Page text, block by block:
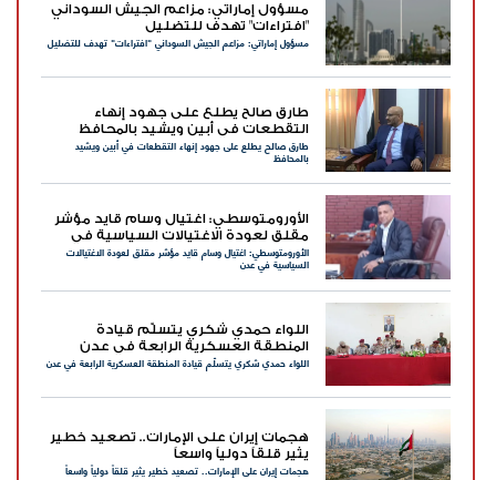
مسؤول إماراتي: مزاعم الجيش السوداني
"افتراءات" تهدف للتضليل
مسؤول إماراتي: مزاعم الجيش السوداني "افتراءات" تهدف للتضليل
طارق صالح يطلع على جهود إنهاء
التقطعات في أبين ويشيد بالمحافظ
طارق صالح يطلع على جهود إنهاء التقطعات في أبين ويشيد
بالمحافظ
الأورومتوسطي: اغتيال وسام قايد مؤشر
مقلق لعودة الاغتيالات السياسية في
عدن
الأورومتوسطي: اغتيال وسام قايد مؤشر مقلق لعودة الاغتيالات
السياسية في عدن
اللواء حمدي شكري يتسلّم قيادة
المنطقة العسكرية الرابعة في عدن
اللواء حمدي شكري يتسلّم قيادة المنطقة العسكرية الرابعة في عدن
هجمات إيران على الإمارات.. تصعيد خطير
يثير قلقاً دولياً واسعاً
هجمات إيران على الإمارات.. تصعيد خطير يثير قلقاً دولياً واسعاً